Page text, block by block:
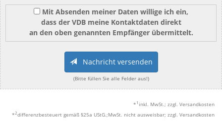
Mit Absenden meiner Daten willige ich ein,
dass der VDB meine Kontaktdaten direkt
an den oben genannten Empfänger übermittelt.
Nachricht versenden
(Bitte füllen Sie alle Felder aus!)
* 1 inkl. MwSt.; zzgl. Versandkosten
*2differenzbesteuert gemäß §25a UStG.;MwSt. nicht ausweisbar; zzgl. Versandkosten